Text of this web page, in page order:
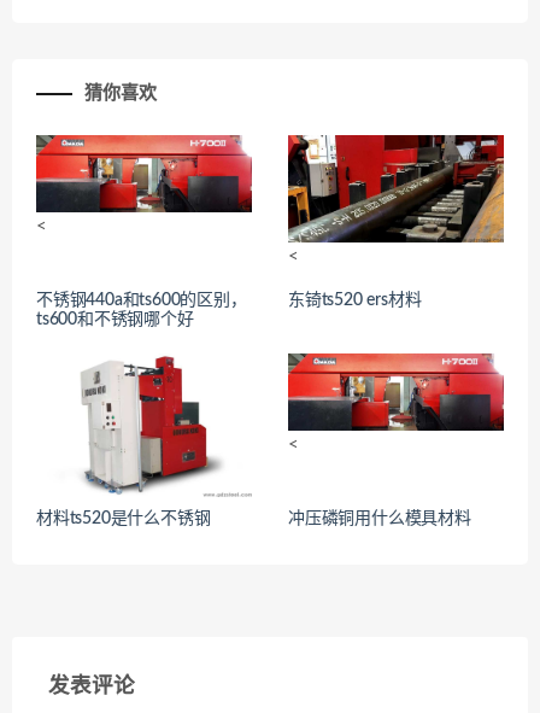
猜你喜欢
<
不锈钢440a和ts600的区别，
ts600和不锈钢哪个好
<
东锜ts520 ers材料
<
材料ts520是什么不锈钢
<
冲压磷铜用什么模具材料
发表评论